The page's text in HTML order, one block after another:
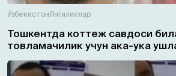
ЎзбекистонЯнгиликлар
Тошкентда коттеж савдоси
товламачилик учун ака-ука